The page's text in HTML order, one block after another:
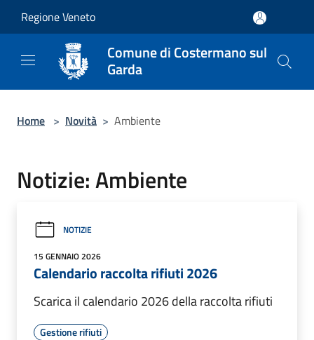
Regione Veneto
Comune di Costermano sul
Garda
Home > Novità > Ambiente
Notizie: Ambiente
NOTIZIE
15 GENNAIO 2026
Calendario raccolta rifiuti 2026
Scarica il calendario 2026 della raccolta rifiuti
Gestione rifiuti